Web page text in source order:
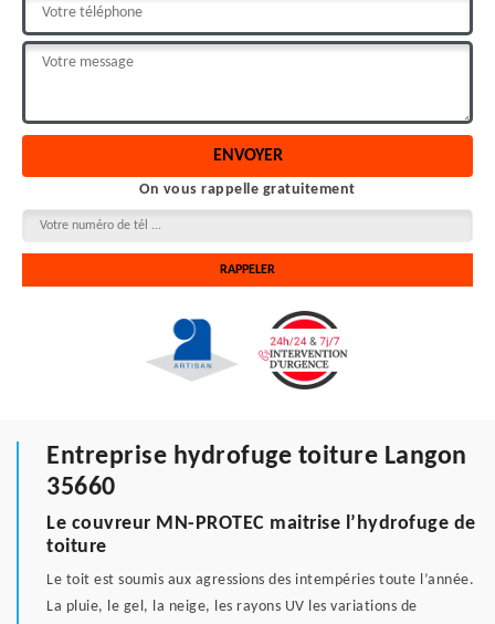
On vous rappelle gratuitement
Entreprise hydrofuge toiture Langon
35660
Le couvreur MN-PROTEC maitrise l’hydrofuge de
toiture
Le toit est soumis aux agressions des intempéries toute l’année.
La pluie, le gel, la neige, les rayons UV les variations de